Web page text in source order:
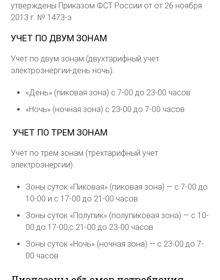
утверждены Приказом ФСТ России от от 26 ноября
2013 г. № 1473-э
УЧЕТ ПО ДВУМ ЗОНАМ
Учет по двум зонам (двухтарифный учет
электроэнергии-день ночь):
«День» (пиковая зона) с 7-00 до 23-00 часов
«Ночь» (ночная зона) с 23-00 до 7-00 часов
УЧЕТ ПО ТРЕМ ЗОНАМ
Учет по трем зонам (трехтарифный учет
электроэнергии):
Зоны суток «Пиковая» (пиковая зона) — с 7-00 до
10-00 и с 17-00 до 21-00 часов
Зоны суток «Полупик» (полупиковая зона) — с 10-
00 до 17-00,с 21-00 до 23-00 часов
Зоны суток «Ночь» (ночная зона) — с 23-00 до 7-
00 часов